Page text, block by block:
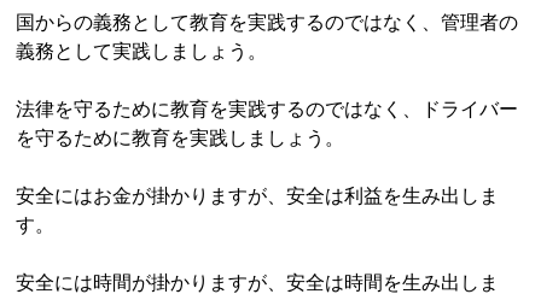
国からの義務として教育を実践するのではなく、管理者の
義務として実践しましょう。
法律を守るために教育を実践するのではなく、ドライバー
を守るために教育を実践しましょう。
安全にはお金が掛かりますが、安全は利益を生み出しま
す。
安全には時間が掛かりますが、安全は時間を生み出しま